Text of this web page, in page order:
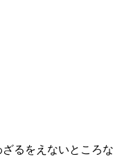
るをえないところ